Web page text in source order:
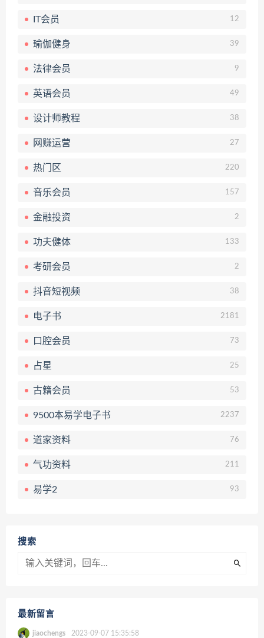
IT会员 12
瑜伽健身 39
法律会员 9
英语会员 49
设计师教程 38
网赚运营 27
热门区 220
音乐会员 157
金融投资 2
功夫健体 133
考研会员 2
抖音短视频 38
电子书 2181
口腔会员 73
占星 25
古籍会员 53
9500本易学电子书 2237
道家资料 76
气功资料 211
易学2 93
搜索
最新留言
jiaochengs 2023-09-07 15:35:58